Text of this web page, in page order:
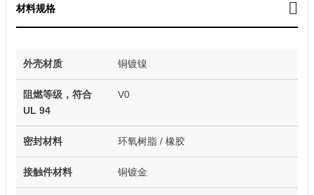
材料规格
外壳材质 铜镀镍
阻燃等级，符合
UL 94
V0
密封材料 环氧树脂 / 橡胶
接触件材料 铜镀金